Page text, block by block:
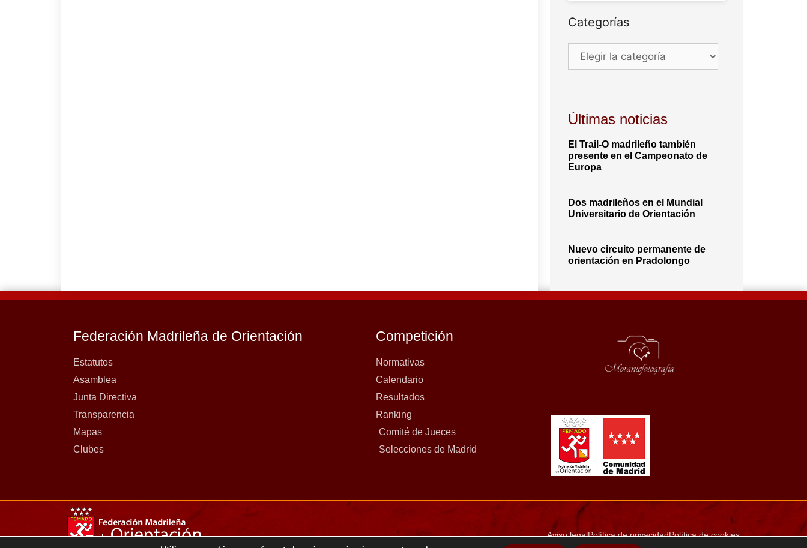
Categorías
Últimas noticias
El Trail-O madrileño también
presente en el Campeonato de
Europa
Dos madrileños en el Mundial
Universitario de Orientación
Nuevo circuito permanente de
orientación en Pradolongo
Federación Madrileña de Orientación
Estatutos
Asamblea
Junta Directiva
Transparencia
Mapas
Clubes
Competición
Normativas
Calendario
Resultados
Ranking
Comité de Jueces
Selecciones de Madrid
Aviso legalPolítica de privacidadPolítica de cookies